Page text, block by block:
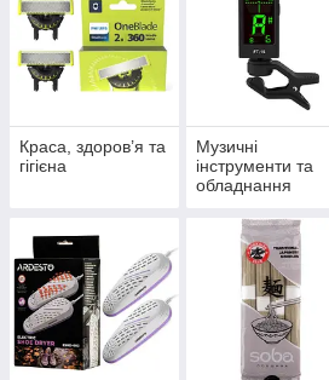
Краса, здоров’я та
гігієна
Музичні
інструменти та
обладнання